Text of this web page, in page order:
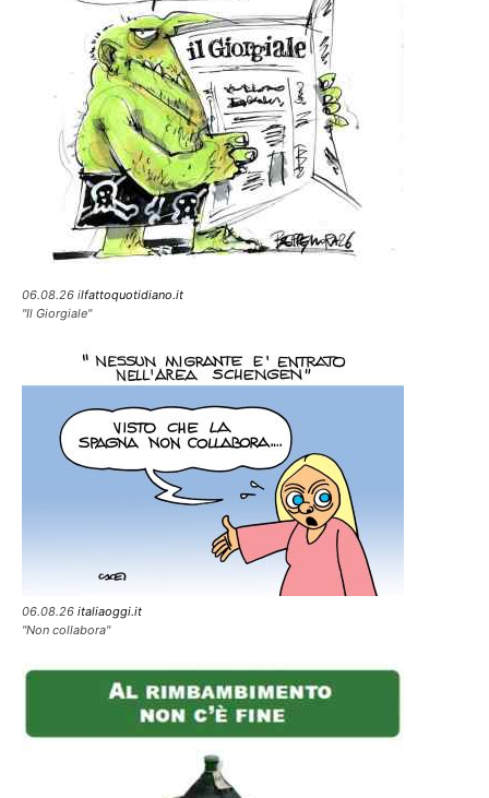
06.08.26 ilfattoquotidiano.it
"Il Giorgiale"
06.08.26 italiaoggi.it
"Non collabora"